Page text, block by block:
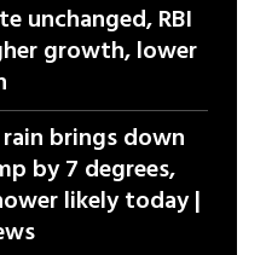
unchanged, RBI
growth, lower
brings down
by 7 degrees,
likely today |